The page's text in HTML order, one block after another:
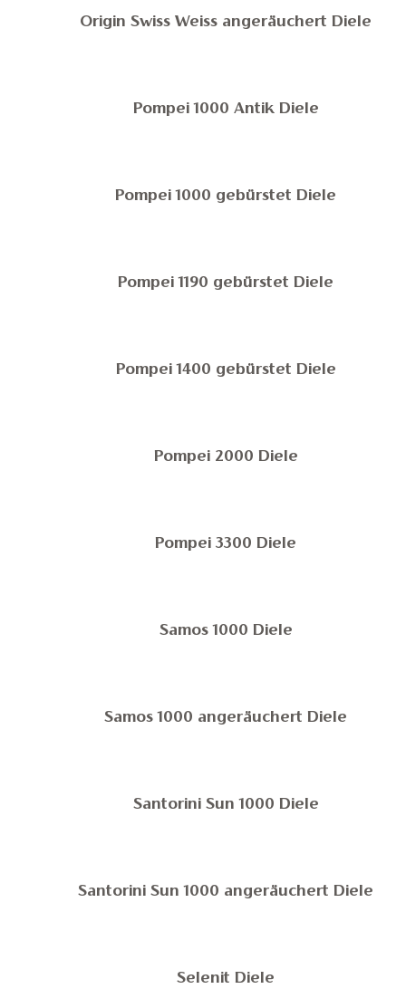
Origin Swiss Weiss angeräuchert Diele
Pompei 1000 Antik Diele
Pompei 1000 gebürstet Diele
Pompei 1190 gebürstet Diele
Pompei 1400 gebürstet Diele
Pompei 2000 Diele
Pompei 3300 Diele
Samos 1000 Diele
Samos 1000 angeräuchert Diele
Santorini Sun 1000 Diele
Santorini Sun 1000 angeräuchert Diele
Selenit Diele